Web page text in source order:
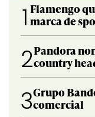
1 Flamengo
marca de
2Pandora
country
3Grupo
comercial